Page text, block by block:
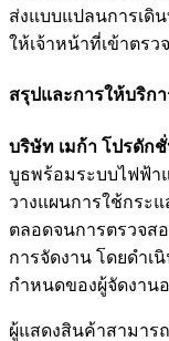
ส่งแบบแปลนการเดิ
ให้เจ้าหน้าที่เข้าตร
สรุปและการให้บริก
บริษัท เมก้า โปรดัก
บูธพร้อมระบบไฟฟ้า
วางแผนการใช้กระ
ตลอดจนการตรวจส
การจัดงาน โดยดำ
กำหนดของผู้จัดงาน
ผู้แสดงสินค้าสามาร